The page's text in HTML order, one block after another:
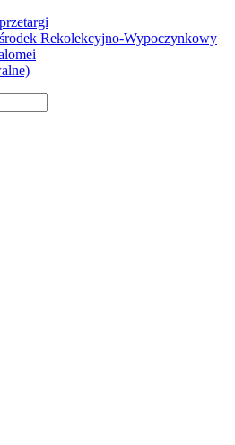
Rekolekcyjno-Wypoczynkowy